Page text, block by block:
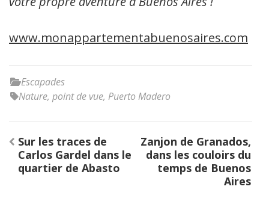
www.monappartementabuenosaires.com
Escapades
Nature, point de vue, Puerto Madero
Post
navigation
Sur les traces de
Carlos Gardel dans le
quartier de Abasto
Zanjon de Granados,
dans les couloirs du
temps de Buenos
Aires